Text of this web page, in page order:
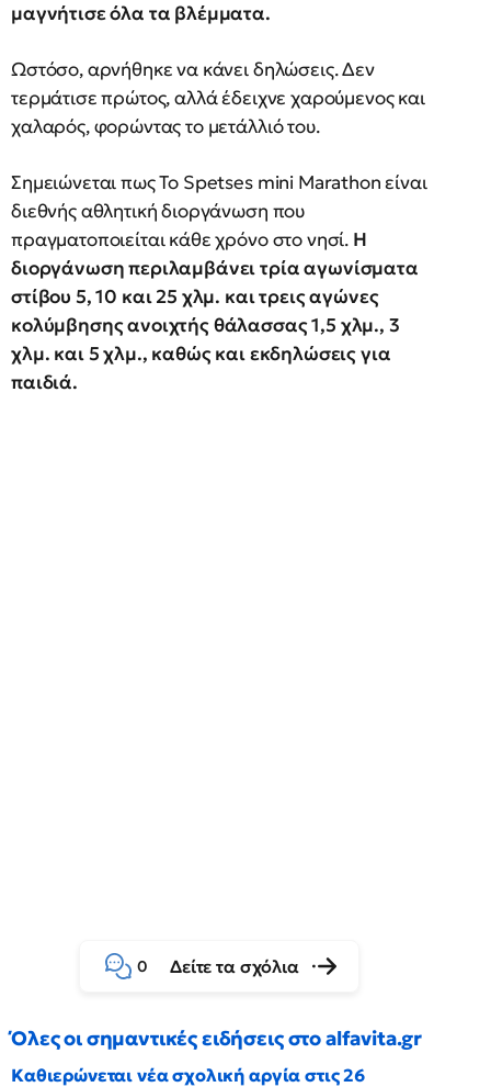
μαγνήτισε όλα τα βλέμματα.
Ωστόσο, αρνήθηκε να κάνει δηλώσεις. Δεν
τερμάτισε πρώτος, αλλά έδειχνε χαρούμενος και
χαλαρός, φορώντας το μετάλλιό του.
Σημειώνεται πως Το Spetses mini Marathon είναι
διεθνής αθλητική διοργάνωση που
πραγματοποιείται κάθε χρόνο στο νησί. Η
διοργάνωση περιλαμβάνει τρία αγωνίσματα
στίβου 5, 10 και 25 χλμ. και τρεις αγώνες
κολύμβησης ανοιχτής θάλασσας 1,5 χλμ., 3
χλμ. και 5 χλμ., καθώς και εκδηλώσεις για
παιδιά.
0 Δείτε τα σχόλια
Όλες οι σημαντικές ειδήσεις στο alfavita.gr
Καθιερώνεται νέα σχολική αργία στις 26